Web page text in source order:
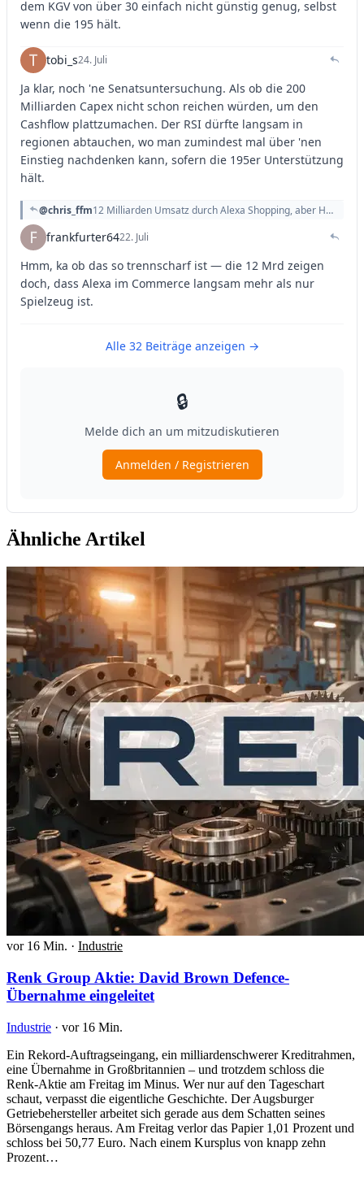
Ähnliche Artikel
vor 16 Min. · Industrie
Renk Group Aktie: David Brown Defence-
Übernahme eingeleitet
Industrie · vor 16 Min.
Ein Rekord-Auftragseingang, ein milliardenschwerer Kreditrahmen,
eine Übernahme in Großbritannien – und trotzdem schloss die
Renk-Aktie am Freitag im Minus. Wer nur auf den Tageschart
schaut, verpasst die eigentliche Geschichte. Der Augsburger
Getriebehersteller arbeitet sich gerade aus dem Schatten seines
Börsengangs heraus. Am Freitag verlor das Papier 1,01 Prozent und
schloss bei 50,77 Euro. Nach einem Kursplus von knapp zehn
Prozent…